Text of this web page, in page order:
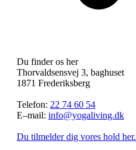
Du finder os her
Thorvaldsensvej 3, baghuset
1871 Frederiksberg
Telefon: 22 74 60 54
E–mail: info@yogaliving.dk
Du tilmelder dig vores hold her.